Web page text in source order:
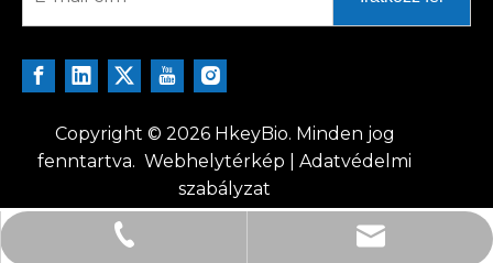
Copyright © 2026HkeyBio. Minden jog
fenntartva. Webhelytérkép
Adatvédelmi
szabályzat